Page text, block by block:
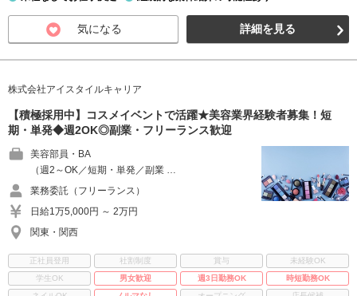
気になる 詳細を見る
株式会社アイスタイルキャリア
【積極採用中】コスメイベントで活躍★美容業界経験者募集！短
期・単発◆週2OK◎副業・フリーランス歓迎
美容部員・BA
（週2～OK／短期・単発／副業 …
業務委託（フリーランス）
日給1万5,000円 ～ 2万円
関東・関西
正社員登用 社割制度 賞与
未経験OK
学生OK
男女歓迎 週3日勤務OK
時短勤務OK